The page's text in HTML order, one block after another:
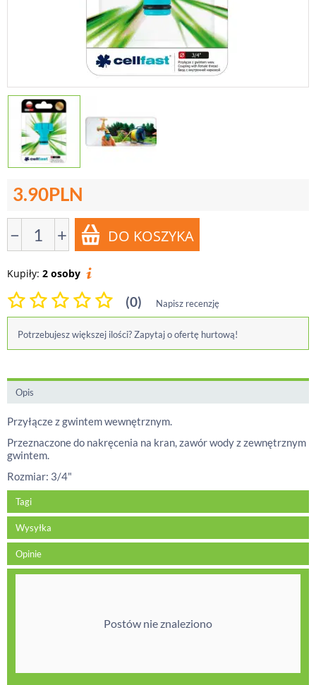
3.90PLN
− +
Kupiły: 2 osoby
(0) Napisz recenzję
Potrzebujesz większej ilości? Zapytaj o ofertę hurtową!
Opis
Przyłącze z gwintem wewnętrznym.
Przeznaczone do nakręcenia na kran, zawór wody z zewnętrznym
gwintem.
Rozmiar: 3/4"
Tagi
Wysyłka
Opinie
Postów nie znaleziono